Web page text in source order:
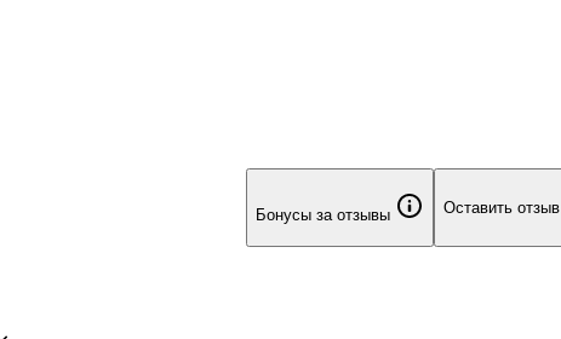
Бонусы за отзывы Оставить отзыв